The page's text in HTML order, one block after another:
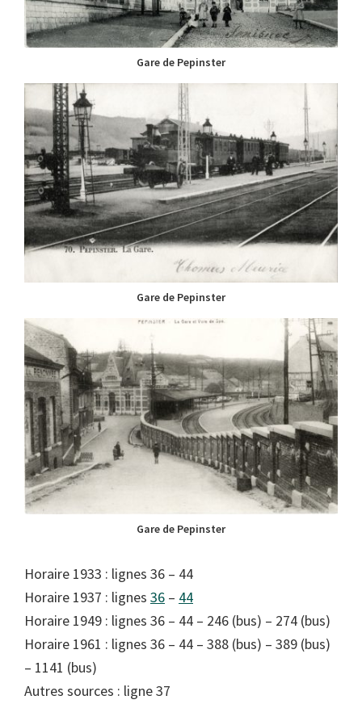
Gare de Pepinster
Gare de Pepinster
Gare de Pepinster
Horaire 1933 : lignes 36 – 44
Horaire 1937 : lignes 36 – 44
Horaire 1949 : lignes 36 – 44 – 246 (bus) – 274 (bus)
Horaire 1961 : lignes 36 – 44 – 388 (bus) – 389 (bus)
– 1141 (bus)
Autres sources : ligne 37